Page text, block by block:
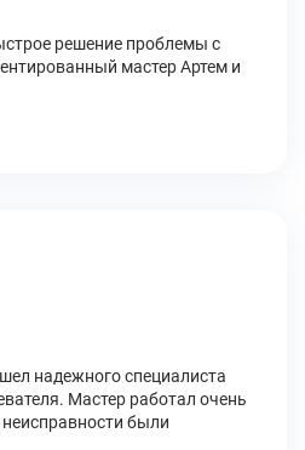
решение проблемы с
мастер Артем и
надежного специалиста
Мастер работал очень
были